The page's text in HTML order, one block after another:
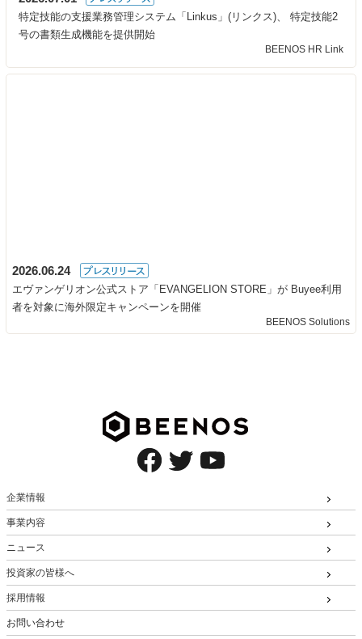
特定技能の支援業務管理システム「Linkus」(リンクス)、 特定技能2
号の書類生成機能を提供開始
BEENOS HR Link
2026.06.24
エヴァンゲリオン公式ストア「EVANGELION STORE」が Buyee利用
者を対象に海外限定キャンペーンを開催
BEENOS Solutions
企業情報
事業内容
ニュース
投資家の皆様へ
採用情報
お問い合わせ